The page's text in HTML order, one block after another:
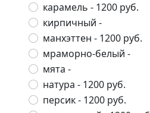
карамель - 1200 руб.
кирпичный -
манхэттен - 1200 руб.
мраморно-белый -
мята -
натура - 1200 руб.
персик- 1200 руб.